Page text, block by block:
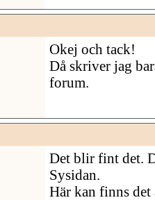
Okej och tack!
Då skriver jag
forum.
Det blir fint det.
Sysidan.
Här kan finns